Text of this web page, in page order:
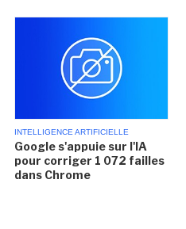
INTELLIGENCE ARTIFICIELLE
Google s'appuie sur l'IA
pour corriger 1 072 failles
dans Chrome